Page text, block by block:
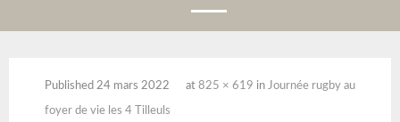
Published 24 mars 2022 at 825 × 619 in Journée rugby au
foyer de vie les 4 Tilleuls